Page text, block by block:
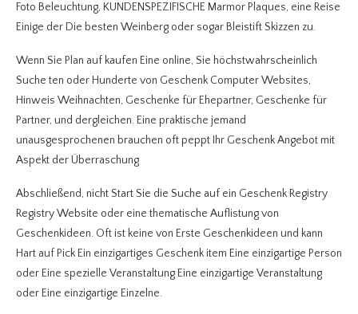
Foto Beleuchtung, KUNDENSPEZIFISCHE Marmor Plaques, eine Reise
Einige der Die besten Weinberg oder sogar Bleistift Skizzen zu.
Wenn Sie Plan auf kaufen Eine online, Sie höchstwahrscheinlich
Suche ten oder Hunderte von Geschenk Computer Websites,
Hinweis Weihnachten, Geschenke für Ehepartner, Geschenke für
Partner, und dergleichen. Eine praktische jemand
unausgesprochenen brauchen oft peppt Ihr Geschenk Angebot mit
Aspekt der Überraschung
Abschließend, nicht Start Sie die Suche auf ein Geschenk Registry
Registry Website oder eine thematische Auflistung von
Geschenkideen. Oft ist keine von Erste Geschenkideen und kann
Hart auf Pick Ein einzigartiges Geschenk item Eine einzigartige Person
oder Eine spezielle Veranstaltung Eine einzigartige Veranstaltung
oder Eine einzigartige Einzelne.